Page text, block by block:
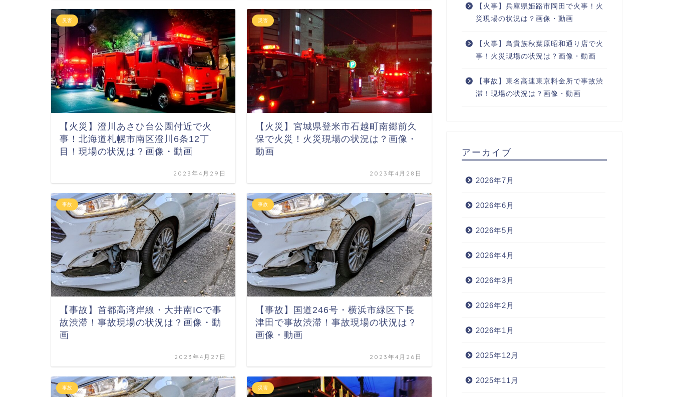
災害
【火災】澄川あさひ台公園付近で火
事！北海道札幌市南区澄川6条12丁
目！現場の状況は？画像・動画
2023年4月29日
災害
【火災】宮城県登米市石越町南郷前久
保で火災！火災現場の状況は？画像・
動画
2023年4月28日
事故
【事故】首都高湾岸線・大井南ICで事
故渋滞！事故現場の状況は？画像・動
画
2023年4月27日
事故
【事故】国道246号・横浜市緑区下長
津田で事故渋滞！事故現場の状況は？
画像・動画
2023年4月26日
事故 災害
【火事】兵庫県姫路市岡田で火事！火
災現場の状況は？画像・動画
【火事】鳥貴族秋葉原昭和通り店で火
事！火災現場の状況は？画像・動画
【事故】東名高速東京料金所で事故渋
滞！現場の状況は？画像・動画
アーカイブ
2026年7月
2026年6月
2026年5月
2026年4月
2026年3月
2026年2月
2026年1月
2025年12月
2025年11月